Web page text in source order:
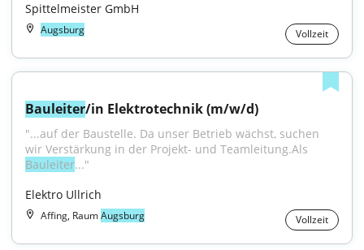
Spittelmeister GmbH
Augsburg Vollzeit
Bauleiter/in Elektrotechnik (m/w/d)
"...auf der Baustelle. Da unser Betrieb wächst, suchen
Bauleiter..."
Elektro Ullrich
Affing, RaumAugsburg Vollzeit